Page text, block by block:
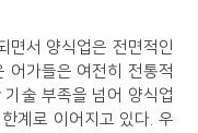
면서 양식업은 전면적인
어가들은 여전히 전통적
술 부족을 넘어 양식업
계로 이어지고 있다. 우